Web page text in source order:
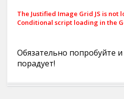
The Justified Image Grid JS is
Conditional script loading in the
Обязательно попробуйте и
порадует!